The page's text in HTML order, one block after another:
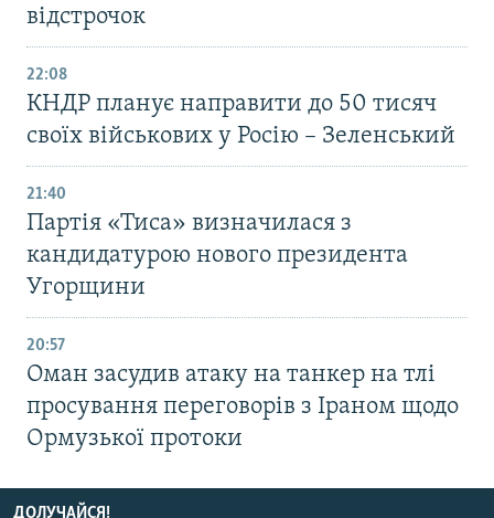
відстрочок
22:08
КНДР планує направити до 50 тисяч
своїх військових у Росію – Зеленський
21:40
Партія «Тиса» визначилася з
кандидатурою нового президента
Угорщини
20:57
Оман засудив атаку на танкер на тлі
просування переговорів з Іраном щодо
Ормузької протоки
ДОЛУЧАЙСЯ!